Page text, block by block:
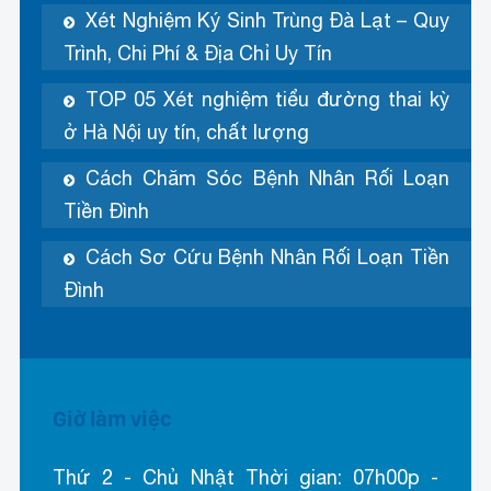
Xét Nghiệm Ký Sinh Trùng Đà Lạt – Quy
Trình, Chi Phí & Địa Chỉ Uy Tín
TOP 05 Xét nghiệm tiểu đường thai kỳ
ở Hà Nội uy tín, chất lượng
Cách Chăm Sóc Bệnh Nhân Rối Loạn
Tiền Đình
Cách Sơ Cứu Bệnh Nhân Rối Loạn Tiền
Đình
Giờ làm việc
Thứ 2 - Chủ Nhật Thời gian: 07h00p -